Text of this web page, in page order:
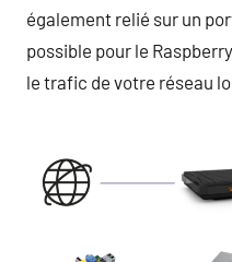
également relié sur un
possible pour le
le trafic de votre réseau